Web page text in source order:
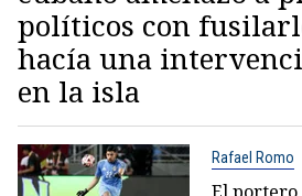
políticos con
hacía una
en la isla
Rafael Romo